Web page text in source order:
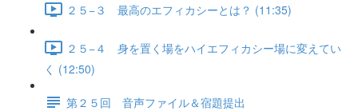
２５−３ 最高のエフィカシーとは？ (11:35)
２５−４ 身を置く場をハイエフィカシー場に変えてい
く (12:50)
第２５回 音声ファイル＆宿題提出